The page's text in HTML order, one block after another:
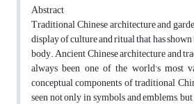
Abstract
Traditional Chinese architecture and
display of culture and ritual that has
body. Ancient Chinese architecture and
always been one of the world's most
conceptual components of traditional
seen not only in symbols and emblems,